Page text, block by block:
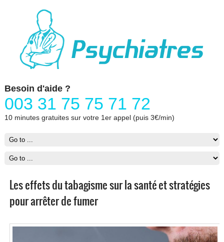
Besoin d'aide ?
003 31 75 75 71 72
10 minutes gratuites sur votre 1er appel (puis 3€/min)
Les effets du tabagisme sur la santé et stratégies
pour arrêter de fumer